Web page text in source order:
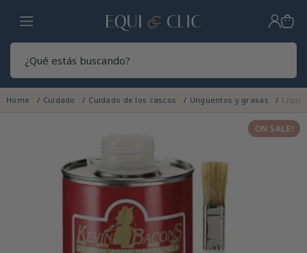
Hogar
Home Cuidado Cuidado de los cascos Ungüentos y grasas
ON SALE!